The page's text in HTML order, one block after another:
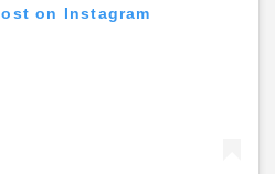
on Instagram